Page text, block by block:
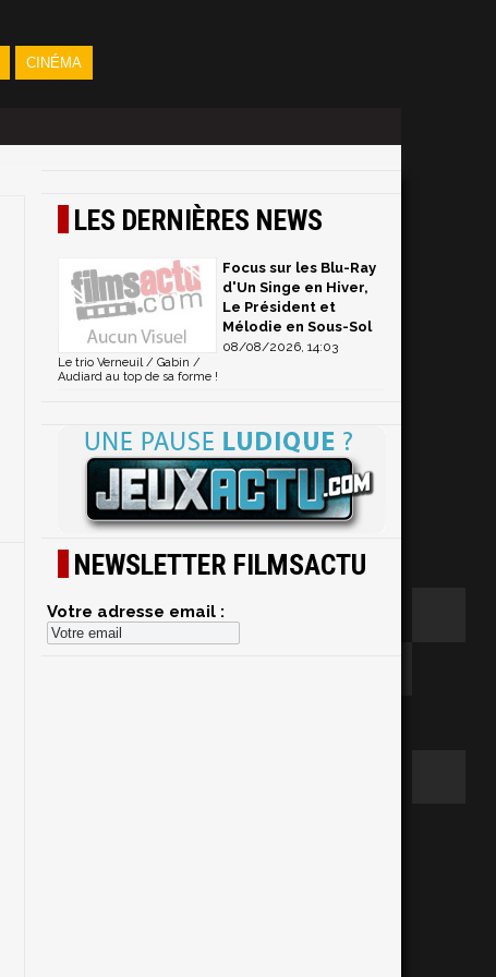
CINÉMA
LES DERNIÈRES NEWS
Focus sur les Blu-Ray
d'Un Singe en Hiver,
Le Président et
Mélodie en Sous-Sol
08/08/2026, 14:03
Le trio Verneuil / Gabin /
Audiard au top de sa forme !
NEWSLETTER FILMSACTU
Votre adresse email :